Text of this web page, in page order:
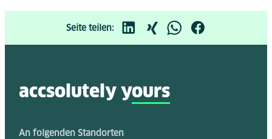
Seite teilen:
accsolutely yours
An folgenden Standorten